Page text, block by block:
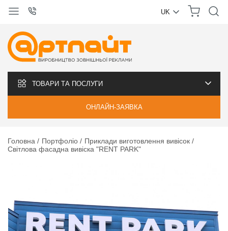
UK
ТОВАРИ ТА ПОСЛУГИ
ОНЛАЙН-ЗАЯВКА
Головна Портфоліо
Приклади виготовлення вивісок
Світлова фасадна вивіска "RENT PARK"